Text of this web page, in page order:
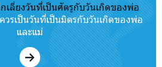
เลี่ยงวันที่เป็นศัตรูกับวันเกิดของพ่อ
วรเป็นวันที่เป็นมิตรกับวันเกิดของพ่อ
และแม่